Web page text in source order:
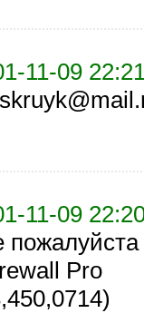
11-09
11-09
Pro